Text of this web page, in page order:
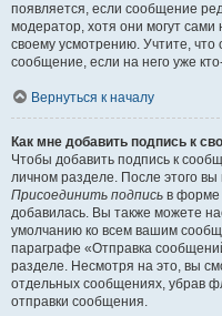
появляется, если сообщение
модератор, хотя они могут
своему усмотрению. Учтите,
сообщение, если на него уже
Вернуться к началу
Как мне добавить подпись к
Чтобы добавить подпись к
личном разделе. После этого
Присоединить подпись в форме
добавилась. Вы также можете
умолчанию ко всем вашим
параграфе «Отправка
разделе. Несмотря на это, вы
отдельных сообщениях, убрав
отправки сообщения.